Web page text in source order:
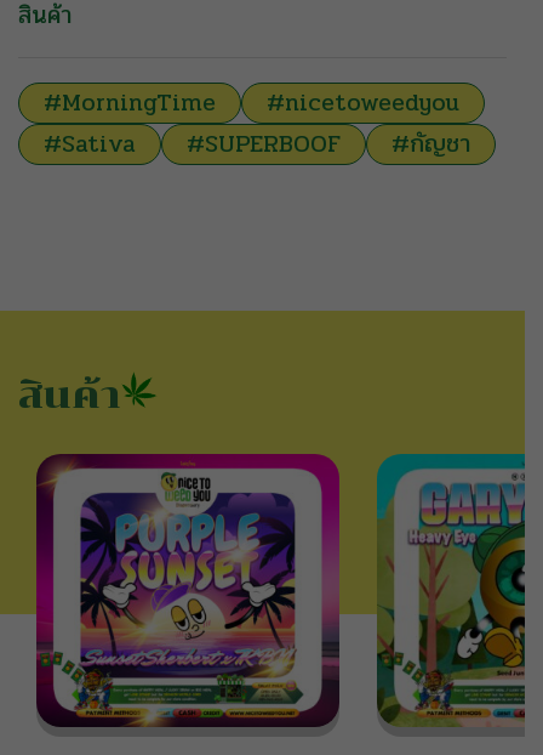
สินค้า
#MorningTime
#nicetoweedyou
#Sativa
#SUPERBOOF #กัญชา
สินค้า